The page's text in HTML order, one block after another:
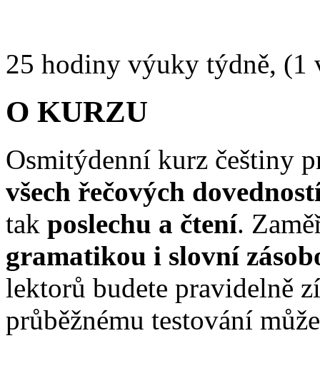
25 hodiny výuky týdně, (1
O KURZU
Osmitýdenní kurz češtiny
všech řečových
tak poslechu a čtení.
gramatikou i slovní
lektorů budete pravidelně
průběžnému testování